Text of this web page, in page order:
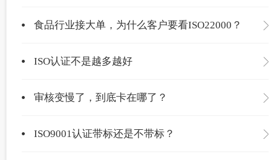
食品行业接大单，为什么客户要看ISO22000？
ISO认证不是越多越好
审核变慢了，到底卡在哪了？
ISO9001认证带标还是不带标？